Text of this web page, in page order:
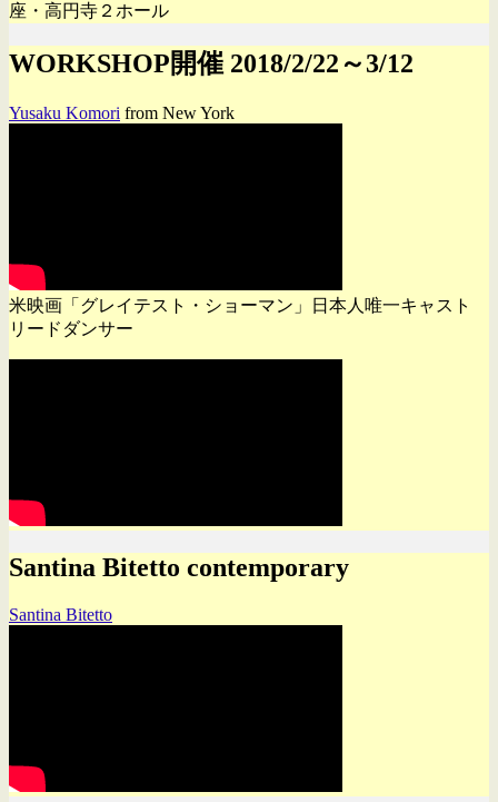
座・高円寺２ホール
WORKSHOP開催 2018/2/22～3/12
Yusaku Komori from New York
米映画「グレイテスト・ショーマン」日本人唯一キャスト
リードダンサー
Santina Bitetto contemporary
Santina Bitetto